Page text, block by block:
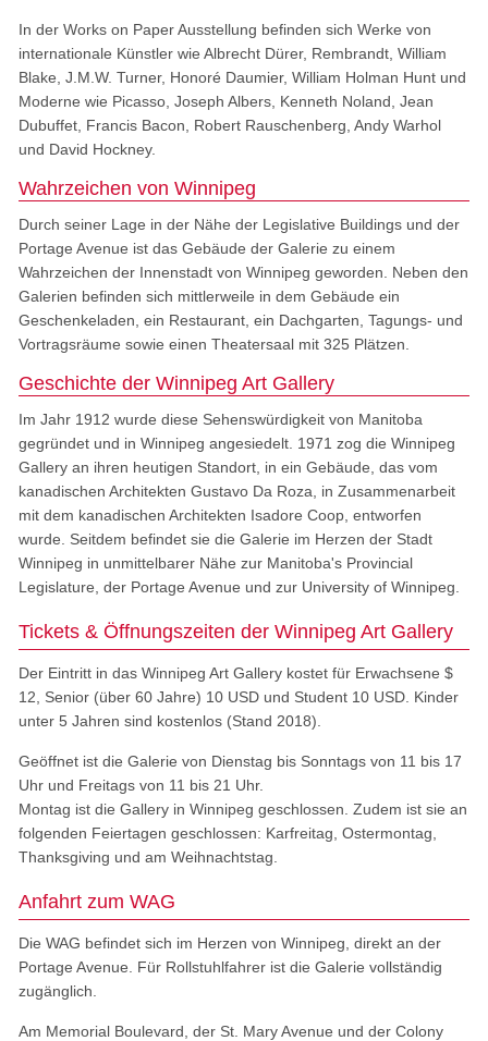
In der Works on Paper Ausstellung befinden sich Werke von
internationale Künstler wie Albrecht Dürer, Rembrandt, William
Blake, J.M.W. Turner, Honoré Daumier, William Holman Hunt und
Moderne wie Picasso, Joseph Albers, Kenneth Noland, Jean
Dubuffet, Francis Bacon, Robert Rauschenberg, Andy Warhol
und David Hockney.
Wahrzeichen von Winnipeg
Durch seiner Lage in der Nähe der Legislative Buildings und der
Portage Avenue ist das Gebäude der Galerie zu einem
Wahrzeichen der Innenstadt von Winnipeg geworden. Neben den
Galerien befinden sich mittlerweile in dem Gebäude ein
Geschenkeladen, ein Restaurant, ein Dachgarten, Tagungs- und
Vortragsräume sowie einen Theatersaal mit 325 Plätzen.
Geschichte der Winnipeg Art Gallery
Im Jahr 1912 wurde diese Sehenswürdigkeit von Manitoba
gegründet und in Winnipeg angesiedelt. 1971 zog die Winnipeg
Gallery an ihren heutigen Standort, in ein Gebäude, das vom
kanadischen Architekten Gustavo Da Roza, in Zusammenarbeit
mit dem kanadischen Architekten Isadore Coop, entworfen
wurde. Seitdem befindet sie die Galerie im Herzen der Stadt
Winnipeg in unmittelbarer Nähe zur Manitoba's Provincial
Legislature, der Portage Avenue und zur University of Winnipeg.
Tickets & Öffnungszeiten der Winnipeg Art Gallery
Der Eintritt in das Winnipeg Art Gallery kostet für Erwachsene $
12, Senior (über 60 Jahre) 10 USD und Student 10 USD. Kinder
unter 5 Jahren sind kostenlos (Stand 2018).
Geöffnet ist die Galerie von Dienstag bis Sonntags von 11 bis 17
Uhr und Freitags von 11 bis 21 Uhr.
Montag ist die Gallery in Winnipeg geschlossen. Zudem ist sie an
folgenden Feiertagen geschlossen: Karfreitag, Ostermontag,
Thanksgiving und am Weihnachtstag.
Anfahrt zum WAG
Die WAG befindet sich im Herzen von Winnipeg, direkt an der
Portage Avenue. Für Rollstuhlfahrer ist die Galerie vollständig
zugänglich.
Am Memorial Boulevard, der St. Mary Avenue und der Colony